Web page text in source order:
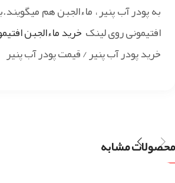
به پودر آب پنیر ، ماءالجبن هم
افتیمونی روی لینک خرید ماءالجبن
خرید پودر آب پنیر / قیمت پودر آب پنیر
محصولات مشابه